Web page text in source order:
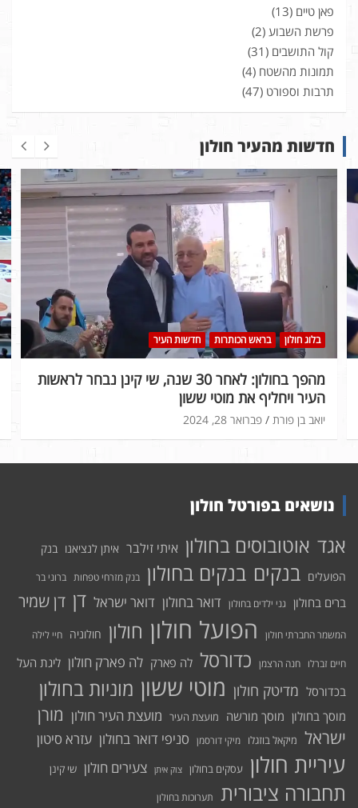
פאן טיים (13)
פרשת השבוע (2)
קול התושבים (31)
תמונות מהשטח (4)
תרבות וספורט (47)
חדשות מהעיר חולון
בלוג חולון בראש הכותרות חדשות העיר
מהפך בחולון: לאחר 30 שנה, שי קינן נבחר לראשות
העיר ויחליף את מוטי ששון
פברואר 28, 2024 יואב בן פורת
נושאים בפורטל חולון
אגד אוטובוסים בחולון איתי זילבר איתן לנציאנו בנק
הפועלים בנקים בנקים בחולון בנק מזרחי טפחות ברוני בר
ברים בחולון גני ילדים בחולון דואר בחולון דואר ישראל דן דן שמיר
המשמר החברתי חולון הפועל חולון חולון חולוניה חיי לילה
חיים זברלו חנה הרצמן כדורסל לה פארק לה פארק חולון ליגת העל
בכדורסל מדיטק חולון מוטי ששון מוניות בחולון
מוסך בחולון מוסך מורשה מועצת העיר מועצת העיר חולון מורן
ישראל מיקאל בוזגלו מיקי דורסמן סניפי דואר בחולון עזרא סיטון
עיריית חולון עסקים בחולון צוק איתן צעירים חולון שי קינן
תחבורה ציבורית תערוכות בחולון